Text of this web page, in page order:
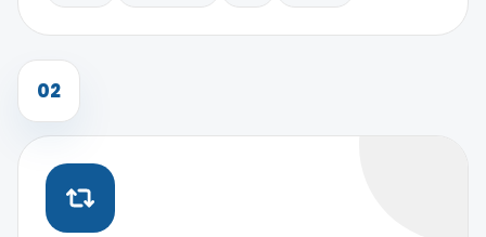
02